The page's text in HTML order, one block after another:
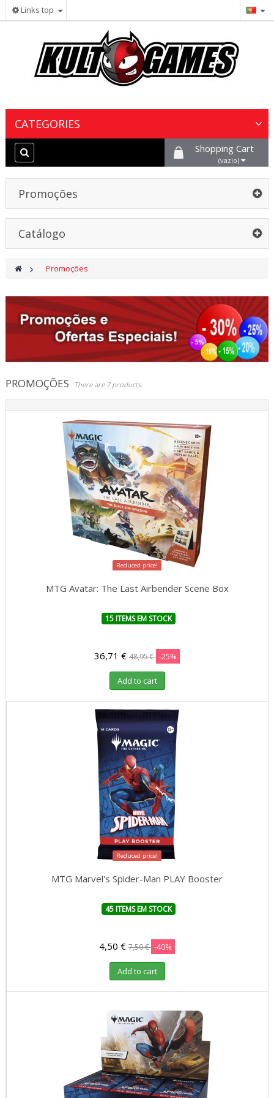
Links top
CATEGORIES
Wargames & Miniaturas
Tintas, Hobby & Cenário
Jogos Role Playing & Livros
Merchandising & Funko POP!
Protecção de Comics
Promoções
Shopping Cart
(vazio)
Promoções
Catálogo
> Promoções
PROMOÇÕES There are 7 products.
Reduced price!
MTG Avatar: The Last Airbender Scene Box
15 ITEMS EM STOCK
36,71 € 48,95 € -25%
Add to cart
Reduced price!
MTG Marvel's Spider-Man PLAY Booster
45 ITEMS EM STOCK
4,50 € 7,50 € -40%
Add to cart